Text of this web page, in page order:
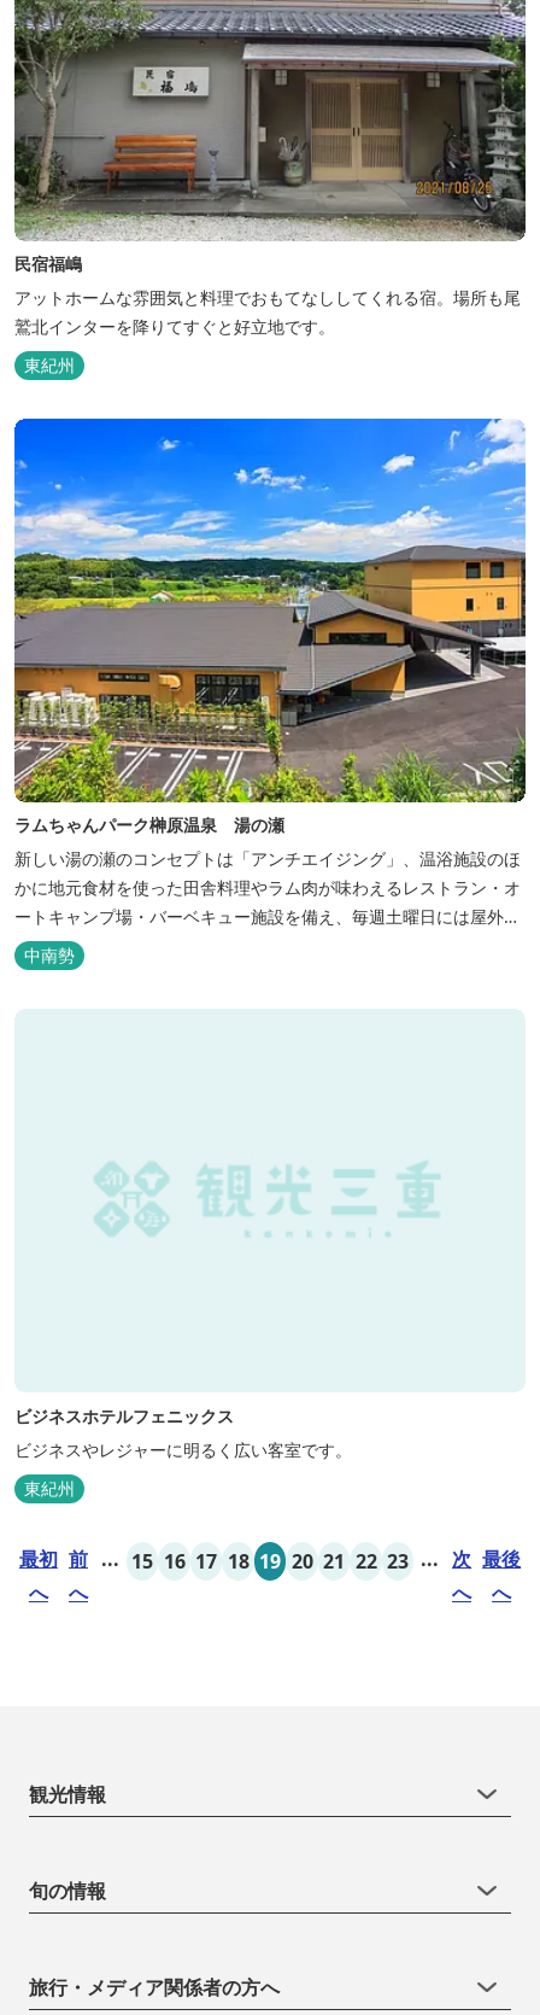
民宿福嶋
アットホームな雰囲気と料理でおもてなししてくれる宿。場所も尾
鷲北インターを降りてすぐと好立地です。
東紀州
ラムちゃんパーク榊原温泉 湯の瀬
新しい湯の瀬のコンセプトは「アンチエイジング」、温浴施設のほ
かに地元食材を使った田舎料理やラム肉が味わえるレストラン・オ
ートキャンプ場・バーベキュー施設を備え、毎週土曜日には屋外に
「湯の瀬市場」を設け、新鮮野菜の販売が行われています。 また、
観光旅行が困難な障がい者や介助が必要な高齢者の利用に特化した
福祉旅館として、全館バリアフリー、車いす対応の貸切風呂、リフ
中南勢
ビジネスホテルフェニックス
ビジネスやレジャーに明るく広い客室です。
東紀州
最初
へ
前
へ
... 15 16 17 18 19 20 21 22 23 ... 次
へ
最後
へ
観光情報
旬の情報
旅行・メディア関係者の方へ